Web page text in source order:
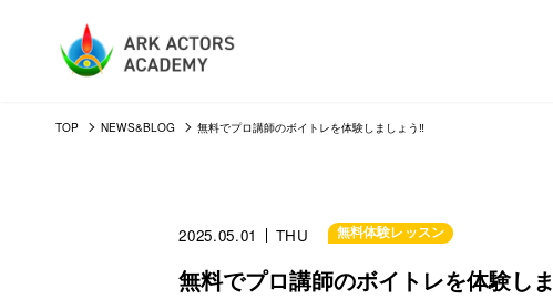
TOP NEWS&BLOG 無料でプロ講師のボイトレを体験しましょう‼
2025.05.01 THU 無料体験レッスン
無料でプロ講師のボイトレを体験し